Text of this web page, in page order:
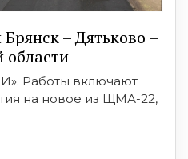
– Дятьково –
области
Работы включают
на новое из ЩМА-22,